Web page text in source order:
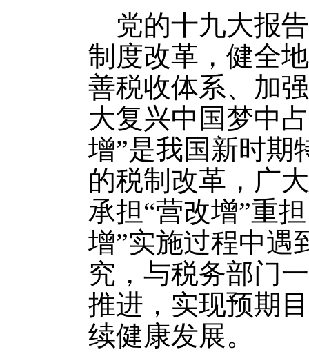
党的十九大报
制度改革，健全
善税收体系、加
大复兴中国梦中
增”是我国新时期
的税制改革，广
承担“营改增”重
增”实施过程中遇
究，与税务部门
推进，实现预期
续健康发展。